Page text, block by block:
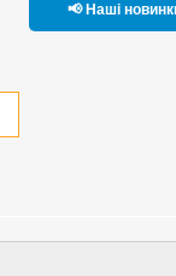
📢 Наші